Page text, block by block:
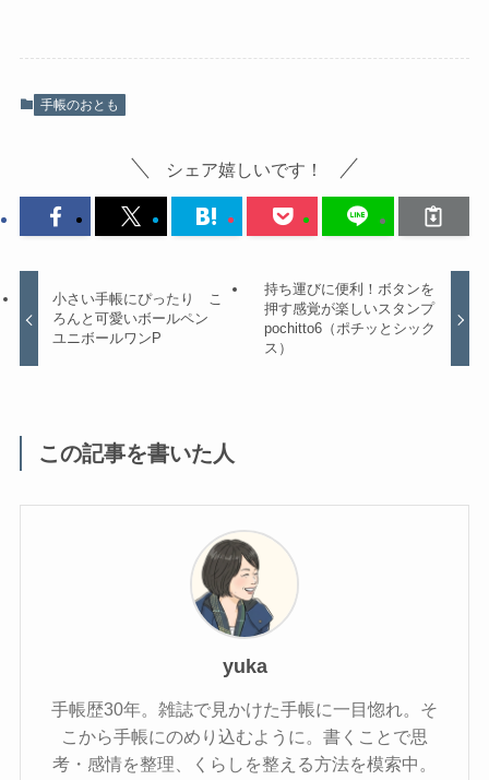
手帳のおとも
シェア嬉しいです！
小さい手帳にぴったり こ
ろんと可愛いボールペン
ユニボールワンP
持ち運びに便利！ボタンを
押す感覚が楽しいスタンプ
pochitto6（ポチッとシック
ス）
この記事を書いた人
yuka
手帳歴30年。雑誌で見かけた手帳に一目惚れ。そ
こから手帳にのめり込むように。書くことで思
考・感情を整理、くらしを整える方法を模索中。